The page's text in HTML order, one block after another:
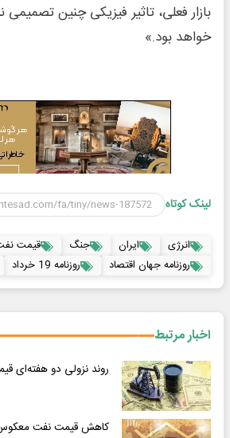
بازار فعلی، تاثیر فیزیکی چنین
خواهد بود.»
لینک کوتاه
انرژی ایران جنگ
قیمت
روزنامه جهان اقتصاد
روزنامه 19 خرداد
اخبار مرتبط
روند نزولی دو هفته‌ای
کاهش قیمت نفت